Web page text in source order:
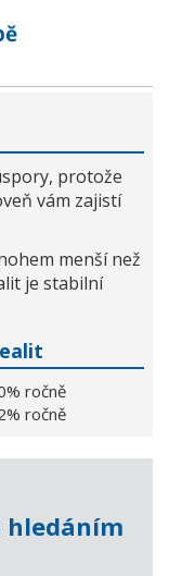
protože
vám zajistí
menší než
je stabilní
ročně
ročně
hledáním